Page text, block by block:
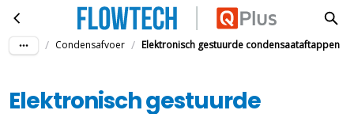
Ga naar hoofdinhoud
Elektronisch gestuurde condensaataftappen
/ Condensafvoer / Elektronisch gestuurde condensaataftappen
Elektronisch gestuurde